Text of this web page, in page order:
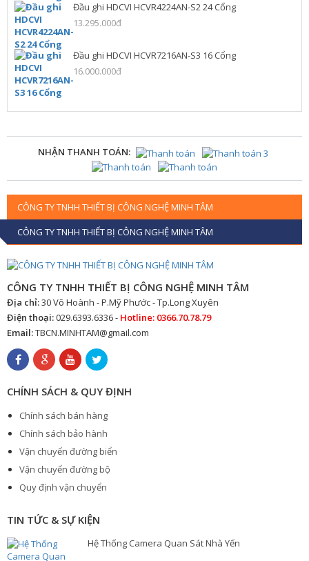
Đầu ghi HDCVI HCVR4224AN-S2 24 Cổng
13.295.000đ
Đầu ghi HDCVI HCVR7216AN-S3 16 Cổng
16.000.000đ
NHẬN THANH TOÁN:
CÔNG TY TNHH THIẾT BỊ CÔNG NGHỆ MINH TÂM
CÔNG TY TNHH THIẾT BỊ CÔNG NGHỆ MINH TÂM
CÔNG TY TNHH THIẾT BỊ CÔNG NGHỆ MINH TÂM
Địa chỉ:30 Võ Hoành - P.Mỹ Phước - Tp.Long Xuyên
Điện thoại:029.6393.6336 - Hotline: 0366.70.78.79
Email:TBCN.MINHTAM@gmail.com
CHÍNH SÁCH & QUY ĐỊNH
Chính sách bán hàng
Chính sách bảo hành
Vận chuyển đường biển
Vận chuyển đường bộ
Quy định vận chuyển
TIN TỨC & SỰ KIỆN
Hệ Thống Camera Quan Sát Nhà Yến